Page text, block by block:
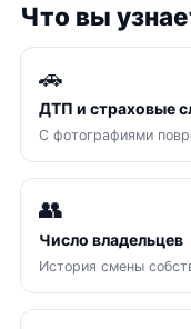
Что вы
🚗
ДТП и страховые
С фотографиями
👥
Число владельцев
История смены